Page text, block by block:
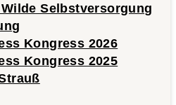
Selbstversorgung
Kongress 2026
Kongress 2025